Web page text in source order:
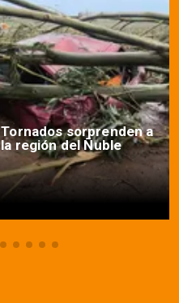
Tornados sorprenden a
la región del Ñuble